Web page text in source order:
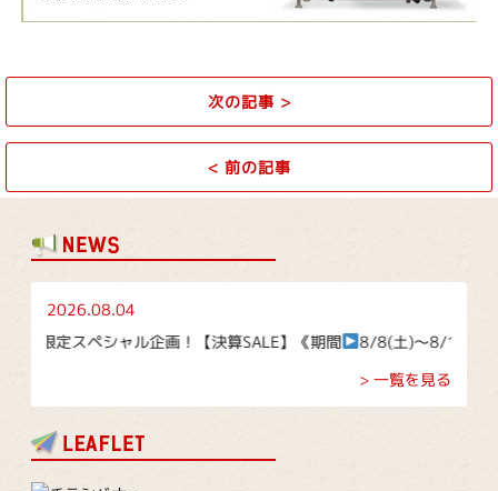
次の記事 >
< 前の記事
2026.08.04
定スペシャル企画！【決算SALE】《期間
8/8(土)～8/16(日)》
> 一覧を見る